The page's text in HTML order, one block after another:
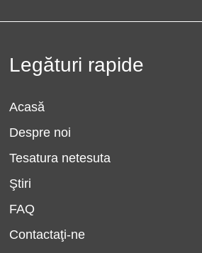
Legături rapide
Acasă
Despre noi
Tesatura netesuta
Ştiri
FAQ
Contactaţi-ne